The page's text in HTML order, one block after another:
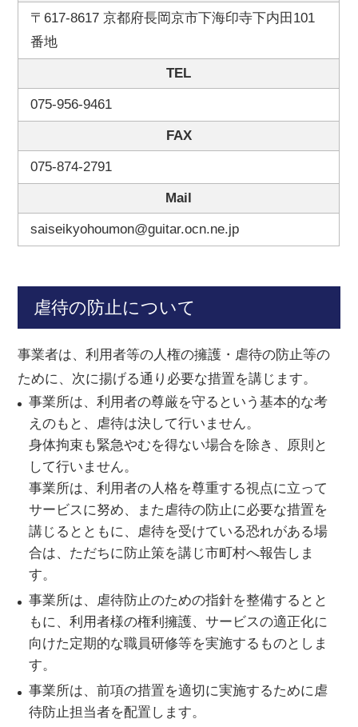
〒617-8617 京都府長岡京市下海印寺下内田101
番地
TEL
075-956-9461
FAX
075-874-2791
Mail
saiseikyohoumon@guitar.ocn.ne.jp
虐待の防止について
事業者は、利用者等の人権の擁護・虐待の防止等の
ために、次に揚げる通り必要な措置を講じます。
事業所は、利用者の尊厳を守るという基本的な考
えのもと、虐待は決して行いません。
身体拘束も緊急やむを得ない場合を除き、原則と
して行いません。
事業所は、利用者の人格を尊重する視点に立って
サービスに努め、また虐待の防止に必要な措置を
講じるとともに、虐待を受けている恐れがある場
合は、ただちに防止策を講じ市町村へ報告しま
す。
事業所は、虐待防止のための指針を整備するとと
もに、利用者様の権利擁護、サービスの適正化に
向けた定期的な職員研修等を実施するものとしま
す。
事業所は、前項の措置を適切に実施するために虐
待防止担当者を配置します。